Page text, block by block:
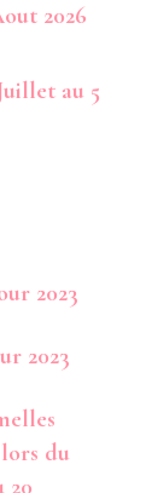
2026
au 5
2023
2023
du
20